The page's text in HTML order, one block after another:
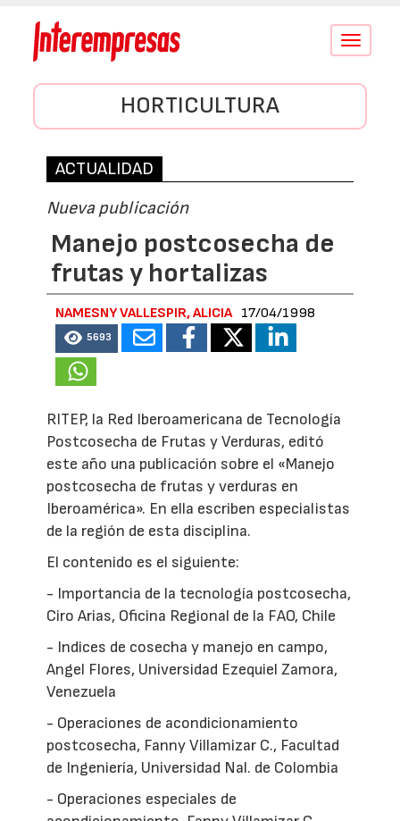
Conmutar
HORTICULTURA
ACTUALIDAD
Nueva publicación
Manejo postcosecha de
frutas y hortalizas
NAMESNY VALLESPIR, ALICIA 17/04/1998
5693
RITEP, la Red Iberoamericana de Tecnología
Postcosecha de Frutas y Verduras, editó
este año una publicación sobre el «Manejo
postcosecha de frutas y verduras en
Iberoamérica». En ella escriben especialistas
de la región de esta disciplina.
El contenido es el siguiente:
- Importancia de la tecnología postcosecha,
Ciro Arias, Oficina Regional de la FAO, Chile
- Indices de cosecha y manejo en campo,
Angel Flores, Universidad Ezequiel Zamora,
Venezuela
- Operaciones de acondicionamiento
postcosecha, Fanny Villamizar C., Facultad
de Ingeniería, Universidad Nal. de Colombia
- Operaciones especiales de